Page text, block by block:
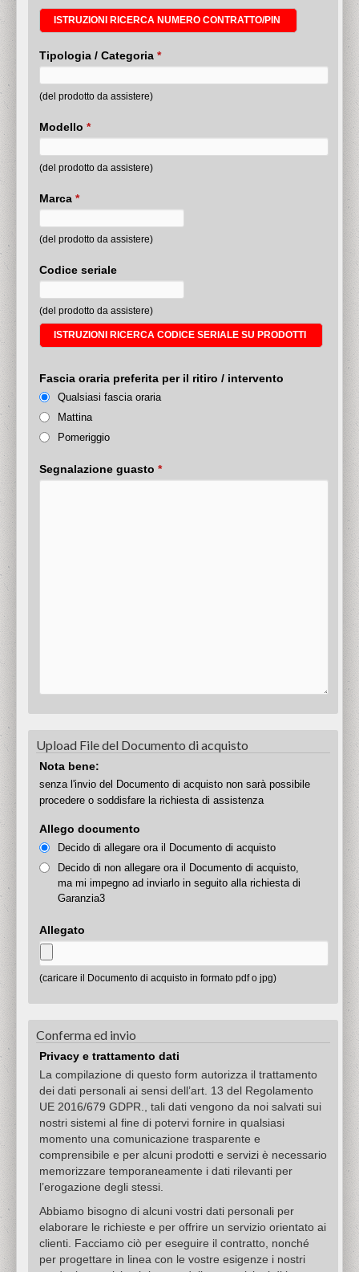
ISTRUZIONI RICERCA NUMERO CONTRATTO/PIN
Tipologia / Categoria *
(del prodotto da assistere)
Modello *
(del prodotto da assistere)
Marca *
(del prodotto da assistere)
Codice seriale
(del prodotto da assistere)
ISTRUZIONI RICERCA CODICE SERIALE SU PRODOTTI
Fascia oraria preferita per il ritiro / intervento
Qualsiasi fascia oraria
Mattina
Pomeriggio
Segnalazione guasto *
Upload File del Documento di acquisto
Nota bene:
senza l'invio del Documento di acquisto non sarà possibile
procedere o soddisfare la richiesta di assistenza
Allego documento
Decido di allegare ora il Documento di acquisto
Decido di non allegare ora il Documento di acquisto,
ma mi impegno ad inviarlo in seguito alla richiesta di
Garanzia3
Allegato
(caricare il Documento di acquisto in formato pdf o jpg)
Conferma ed invio
Privacy e trattamento dati
La compilazione di questo form autorizza il trattamento
dei dati personali ai sensi dell’art. 13 del Regolamento
UE 2016/679 GDPR., tali dati vengono da noi salvati sui
nostri sistemi al fine di potervi fornire in qualsiasi
momento una comunicazione trasparente e
comprensibile e per alcuni prodotti e servizi è necessario
memorizzare temporaneamente i dati rilevanti per
l’erogazione degli stessi.
Abbiamo bisogno di alcuni vostri dati personali per
elaborare le richieste e per offrire un servizio orientato ai
clienti. Facciamo ciò per eseguire il contratto, nonché
per progettare in linea con le vostre esigenze i nostri